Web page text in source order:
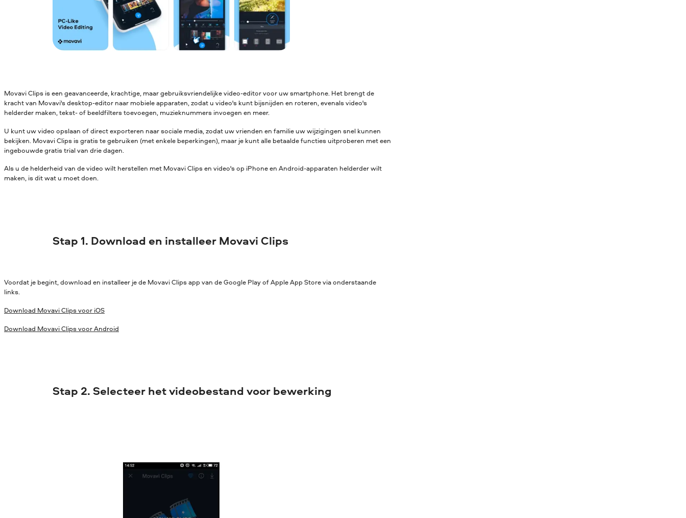
Movavi Clips is een geavanceerde, krachtige, maar gebruiksvriendelijke video-editor voor uw smartphone. Het brengt de
kracht van Movavi's desktop-editor naar mobiele apparaten, zodat u video's kunt bijsnijden en roteren, evenals video's
helderder maken, tekst- of beeldfilters toevoegen, muzieknummers invoegen en meer.
U kunt uw video opslaan of direct exporteren naar sociale media, zodat uw vrienden en familie uw wijzigingen snel kunnen
bekijken. Movavi Clips is gratis te gebruiken (met enkele beperkingen), maar je kunt alle betaalde functies uitproberen met een
ingebouwde gratis trial van drie dagen.
Als u de helderheid van de video wilt herstellen met Movavi Clips en video's op iPhone en Android-apparaten helderder wilt
maken, is dit wat u moet doen.
Stap 1. Download en installeer Movavi Clips
Voordat je begint, download en installeer je de Movavi Clips app van de Google Play of Apple App Store via onderstaande
links.
Download Movavi Clips voor iOS
Download Movavi Clips voor Android
Stap 2. Selecteer het videobestand voor bewerking